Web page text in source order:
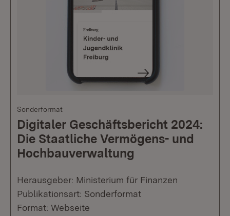
Sonderformat
Digitaler Geschäftsbericht 2024:
Die Staatliche Vermögens- und
Hochbauverwaltung
Herausgeber: Ministerium für Finanzen
Publikationsart: Sonderformat
Format: Webseite